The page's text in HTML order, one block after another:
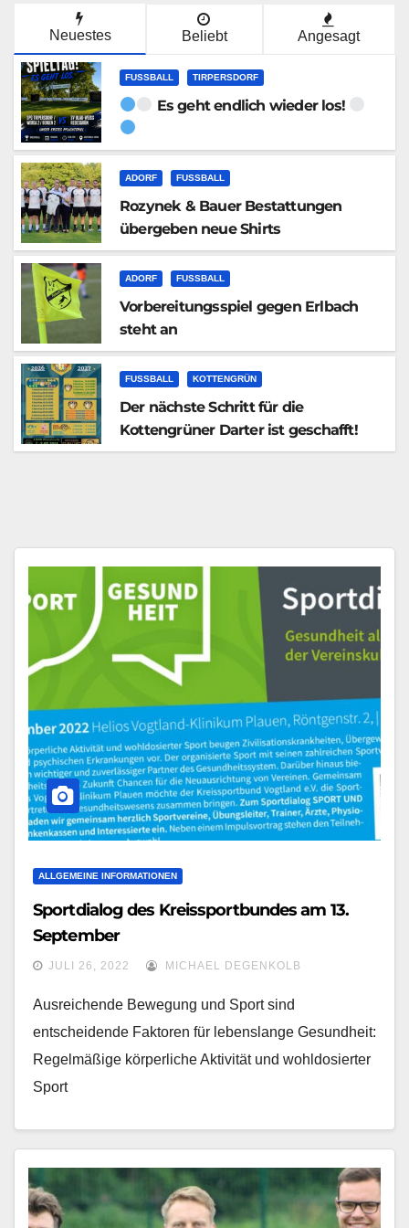
Neuestes Beliebt Angesagt
FUSSBALL TIRPERSDORF
Es geht endlich wieder los!
ADORF FUSSBALL
Rozynek & Bauer Bestattungen
übergeben neue Shirts
ADORF FUSSBALL
Vorbereitungsspiel gegen Erlbach
steht an
FUSSBALL KOTTENGRÜN
Der nächste Schritt für die
Kottengrüner Darter ist geschafft!
ALLGEMEINE INFORMATIONEN
Sportdialog des Kreissportbundes am 13.
September
JULI 26, 2022 MICHAEL DEGENKOLB
Ausreichende Bewegung und Sport sind
entscheidende Faktoren für lebenslange Gesundheit:
Regelmäßige körperliche Aktivität und wohldosierter
Sport